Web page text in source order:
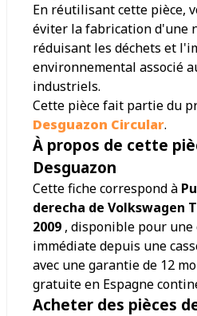
En réutilisant cette pièce,
éviter la fabrication d'une
réduisant les déchets et
environnemental associé
industriels.
Cette pièce fait partie du
Desguazon Circular.
À propos de cette
Desguazon
Cette fiche correspond à
derecha de Volkswagen
2009 , disponible pour
immédiate depuis une
avec une garantie de 12
gratuite en Espagne
Acheter des pièces